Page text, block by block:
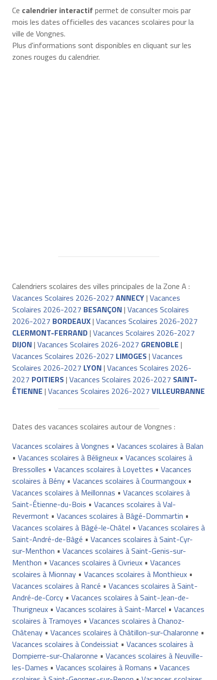
Ce calendrier interactif permet de consulter mois par
mois les dates officielles des vacances scolaires pour la
ville de Vongnes.
Plus d'informations sont disponibles en cliquant sur les
zones rouges du calendrier.
Calendriers scolaires des villes principales de la Zone A :
Vacances Scolaires 2026-2027 ANNECY| Vacances
Scolaires 2026-2027 BESANÇON | Vacances Scolaires
2026-2027 BORDEAUX| Vacances Scolaires 2026-2027
CLERMONT-FERRAND| Vacances Scolaires 2026-2027
DIJON | Vacances Scolaires 2026-2027 GRENOBLE |
Vacances Scolaires 2026-2027 LIMOGES| Vacances
Scolaires 2026-2027 LYON | Vacances Scolaires 2026-
2027 POITIERS| Vacances Scolaires 2026-2027 SAINT-
ÉTIENNE | Vacances Scolaires 2026-2027 VILLEURBANNE
Dates des vacances scolaires autour de Vongnes :
Vacances scolaires à Vongnes • Vacances scolaires à Balan
• Vacances scolaires à Béligneux• Vacances scolaires à
Bressolles • Vacances scolaires à Loyettes • Vacances
scolaires à Bény• Vacances scolaires à Courmangoux•
Vacances scolaires à Meillonnas • Vacances scolaires à
Saint-Étienne-du-Bois • Vacances scolaires à Val-
Revermont • Vacances scolaires à Bâgé-Dommartin •
Vacances scolaires à Bâgé-le-Châtel • Vacances scolaires à
Saint-André-de-Bâgé • Vacances scolaires à Saint-Cyr-
sur-Menthon • Vacances scolaires à Saint-Genis-sur-
Menthon • Vacances scolaires à Civrieux• Vacances
scolaires à Mionnay• Vacances scolaires à Monthieux•
Vacances scolaires à Rancé • Vacances scolaires à Saint-
André-de-Corcy• Vacances scolaires à Saint-Jean-de-
Thurigneux• Vacances scolaires à Saint-Marcel • Vacances
scolaires à Tramoyes • Vacances scolaires à Chanoz-
Châtenay• Vacances scolaires à Châtillon-sur-Chalaronne •
Vacances scolaires à Condeissiat • Vacances scolaires à
Dompierre-sur-Chalaronne • Vacances scolaires à Neuville-
les-Dames • Vacances scolaires à Romans • Vacances